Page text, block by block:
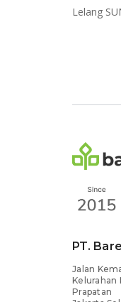
Lelang
PT.
Jalan
Kelurahan
Prapatan